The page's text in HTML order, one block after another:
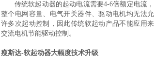
传统软起动器的起动电流需要4-6倍额定电流，
整个电网容量、电气开关器件、驱动电机均无法允
许多次起动控制，因此传统软起动产品不能应用来
交流电机节能驱动控制。
瘦斯达-软起动器大幅度技术升级